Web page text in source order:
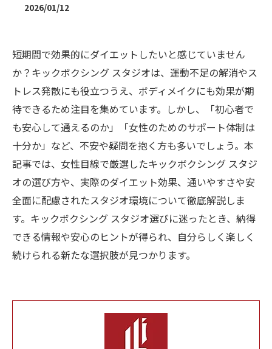
2026/01/12
短期間で効果的にダイエットしたいと感じていません
か？キックボクシング スタジオは、運動不足の解消やス
トレス発散にも役立つうえ、ボディメイクにも効果が期
待できるため注目を集めています。しかし、「初心者で
も安心して通えるのか」「女性のためのサポート体制は
十分か」など、不安や疑問を抱く方も多いでしょう。本
記事では、女性目線で厳選したキックボクシング スタジ
オの選び方や、実際のダイエット効果、通いやすさや安
全面に配慮されたスタジオ環境について徹底解説しま
す。キックボクシング スタジオ選びに迷ったとき、納得
できる情報や安心のヒントが得られ、自分らしく楽しく
続けられる新たな選択肢が見つかります。